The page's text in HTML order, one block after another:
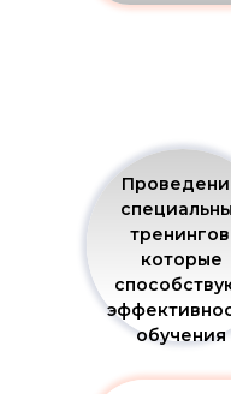
которые
обучения